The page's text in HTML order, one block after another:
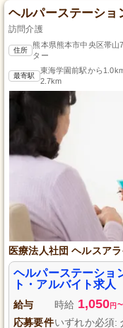
ヘルパーステーショ
訪問介護
住所
熊本県熊本市中央区帯山
ター
最寄駅
東海学園前駅から
2.7km
医療法人社団 ヘルスア
ヘルパーステーショ
ト・アルバイト求人
給与 時給 1,050円 ~
応募要件いずれか必須: